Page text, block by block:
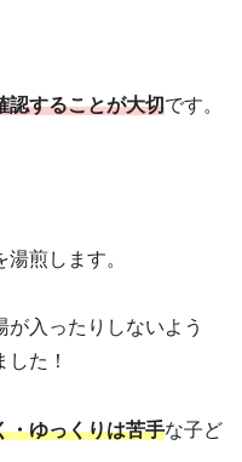
認することが大切です。
煎します。
入ったりしないよう
た！
・ゆっくりは苦手な子ど